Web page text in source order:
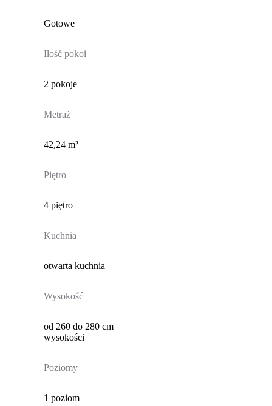
Gotowe
Ilość pokoi
2 pokoje
Metraż
42,24 m²
Piętro
4 piętro
Kuchnia
otwarta kuchnia
Wysokość
od 260 do 280 cm
wysokości
Poziomy
1 poziom